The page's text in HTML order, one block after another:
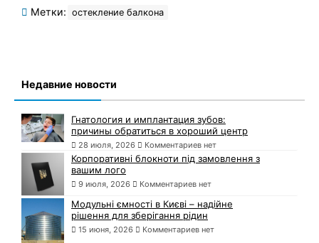
Метки: остекление балкона
Недавние новости
Гнатология и имплантация зубов:
причины обратиться в хороший центр
28 июля, 2026 Комментариев нет
Корпоративні блокноти під замовлення з
вашим лого
9 июля, 2026 Комментариев нет
Модульні ємності в Києві – надійне
рішення для зберігання рідин
15 июня, 2026 Комментариев нет